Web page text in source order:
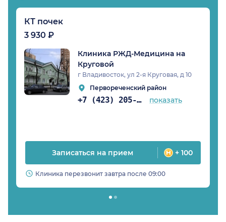
КТ почек
3 930 ₽
Клиника РЖД-Медицина на
Круговой
г Владивосток, ул 2-я Круговая, д 10
Первореченский район
+7 (423) 205-46-89 показать
Записаться на прием + 100
Клиника перезвонит завтра после 09:00